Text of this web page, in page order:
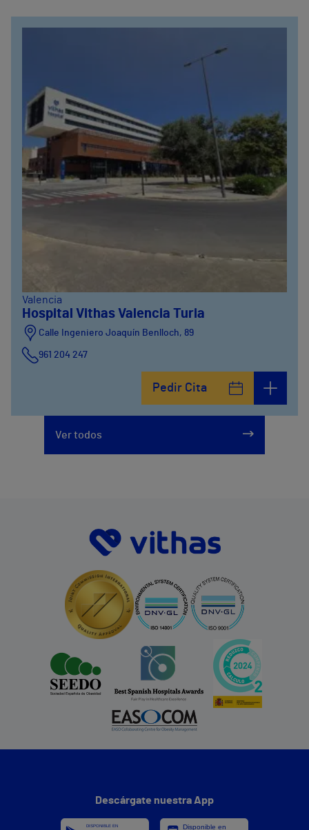
Valencia
Hospital Vithas Valencia Turia
Calle Ingeniero Joaquín Benlloch, 89
961 204 247
Pedir Cita
Ver todos
Descárgate nuestra App